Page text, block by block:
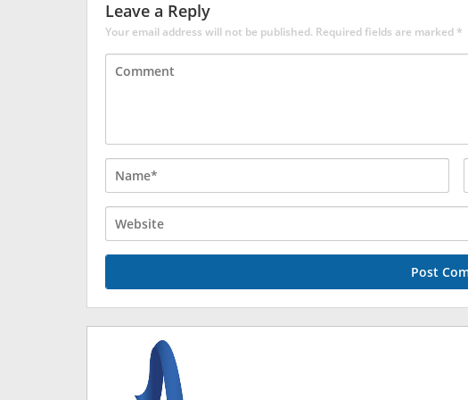
Leave a Reply
Your email address will not be published. Required fields are marked*